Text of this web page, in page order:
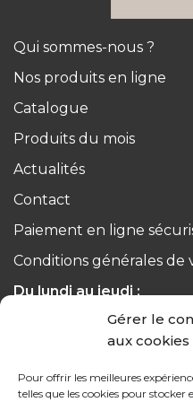
Gérer le
aux cookies
Pour offrir les meilleures
telles que les cookies pour
Qui sommes-nous ?
Nos produits en ligne
Catalogue
Produits du mois
Actualités
Contact
Paiement en ligne
Conditions générales de
Du lundi au jeudi :
de 8h à 12h30 et de
de 8h à 12h30 et de